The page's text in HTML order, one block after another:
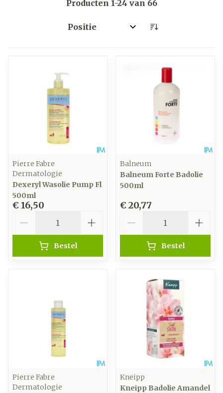
Producten 1-24 van 66
Sorteer op:
Pierre Fabre
Dermatologie
Dexeryl Wasolie Pump Fl
500ml
€ 16,50
Bestel
Balneum
Balneum Forte Badolie
500ml
€ 20,77
Bestel
Pierre Fabre
Dermatologie
Kneipp
Kneipp Badolie Amandel